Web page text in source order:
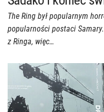
The Ring był popularnym
popularności postaci
z Ringa, więc…